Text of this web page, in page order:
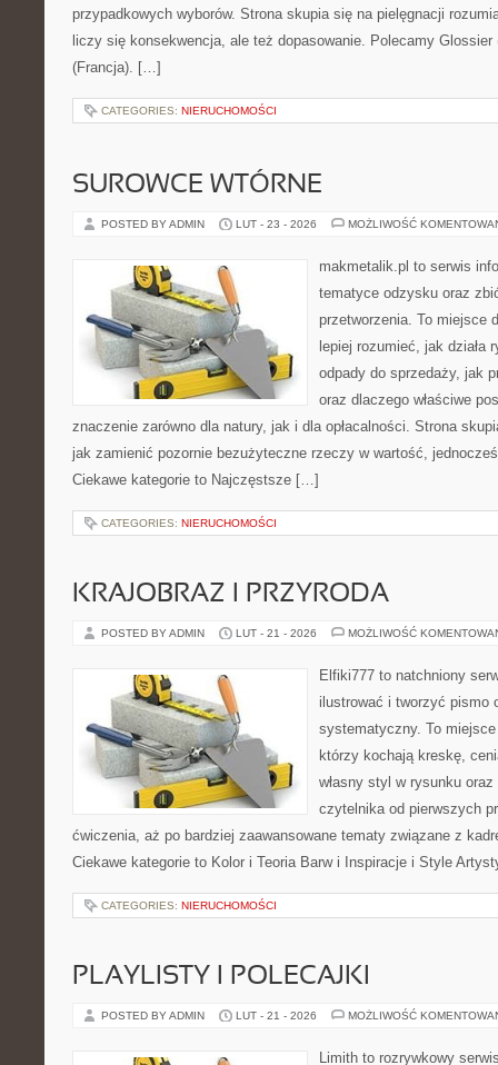
przypadkowych wyborów. Strona skupia się na pielęgnacji
liczy się konsekwencja, ale też dopasowanie. Polecamy Glossier
(Francja). […]
CATEGORIES: NIERUCHOMOŚCI
SUROWCE WTÓRNE
POSTED BY ADMIN LUT - 23 - 2026 MOŻLIWOŚĆ
makmetalik.pl to serwis
tematyce odzysku oraz
przetworzenia. To miejsce
lepiej rozumieć, jak działa
odpady do sprzedaży, jak
oraz dlaczego właściwe
znaczenie zarówno dla natury, jak i dla opłacalności. Strona
jak zamienić pozornie bezużyteczne rzeczy w wartość,
Ciekawe kategorie to Najczęstsze […]
CATEGORIES: NIERUCHOMOŚCI
KRAJOBRAZ I PRZYRODA
POSTED BY ADMIN LUT - 21 - 2026 MOŻLIWOŚĆ
Elfiki777 to natchniony
ilustrować i tworzyć pismo
systematyczny. To
którzy kochają kreskę,
własny styl w rysunku
czytelnika od pierwszych
ćwiczenia, aż po bardziej zaawansowane tematy związane z
Ciekawe kategorie to Kolor i Teoria Barw i Inspiracje i Style
CATEGORIES: NIERUCHOMOŚCI
PLAYLISTY I POLECAJKI
POSTED BY ADMIN LUT - 21 - 2026 MOŻLIWOŚĆ
Limith to rozrywkowy